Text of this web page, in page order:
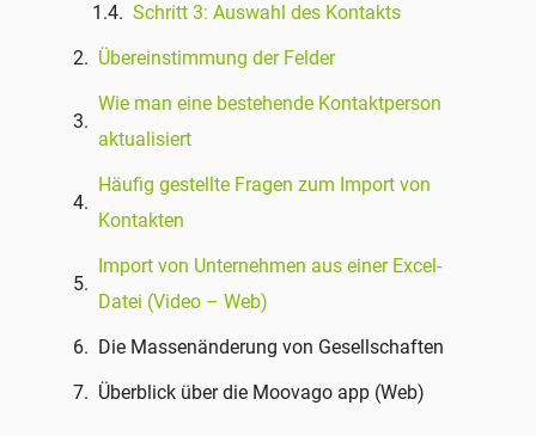
Schritt 3: Auswahl des Kontakts
Übereinstimmung der Felder
Wie man eine bestehende Kontaktperson
aktualisiert
Häufig gestellte Fragen zum Import von
Kontakten
Import von Unternehmen aus einer Excel-
Datei (Video – Web)
Die Massenänderung von Gesellschaften
Überblick über die Moovago app (Web)